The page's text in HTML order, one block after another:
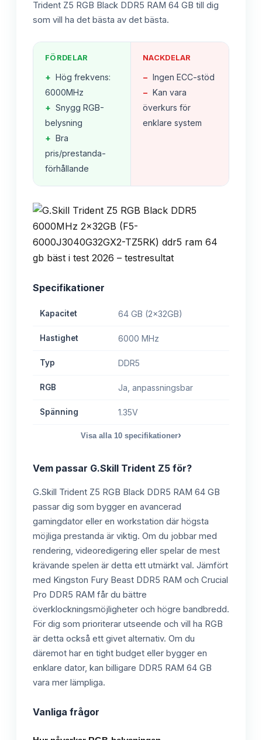
Trident Z5 RGB Black DDR5 RAM 64 GB till dig
som vill ha det bästa av det bästa.
FÖRDELAR
+ Hög frekvens:
6000MHz
+ Snygg RGB-
belysning
+ Bra
pris/prestanda-
förhållande
NACKDELAR
− Ingen ECC-stöd
− Kan vara
överkurs för
enklare system
Specifikationer
Kapacitet 64 GB (2x32GB)
Hastighet 6000 MHz
Typ DDR5
RGB Ja, anpassningsbar
Spänning 1.35V
Visa alla 10 specifikationer›
Vem passar G.Skill Trident Z5 för?
G.Skill Trident Z5 RGB Black DDR5 RAM 64 GB
passar dig som bygger en avancerad
gamingdator eller en workstation där högsta
möjliga prestanda är viktig. Om du jobbar med
rendering, videoredigering eller spelar de mest
krävande spelen är detta ett utmärkt val. Jämfört
med Kingston Fury Beast DDR5 RAM och Crucial
Pro DDR5 RAM får du bättre
överklockningsmöjligheter och högre bandbredd.
För dig som prioriterar utseende och vill ha RGB
är detta också ett givet alternativ. Om du
däremot har en tight budget eller bygger en
enklare dator, kan billigare DDR5 RAM 64 GB
vara mer lämpliga.
Vanliga frågor